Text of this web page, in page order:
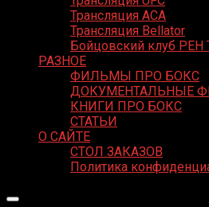
Трансляция ACA
Трансляция Bellator
Бойцовский клуб РЕН
РАЗНОЕ
ФИЛЬМЫ ПРО БОКС
ДОКУМЕНТАЛЬНЫЕ
КНИГИ ПРО БОКС
СТАТЬИ
О САЙТЕ
СТОЛ ЗАКАЗОВ
Политика